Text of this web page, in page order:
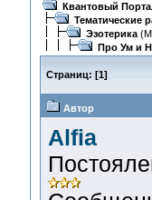
Квантовый
Тематические
Эзотерика
Про Ум и
Страниц: [1]
Автор
Alfia